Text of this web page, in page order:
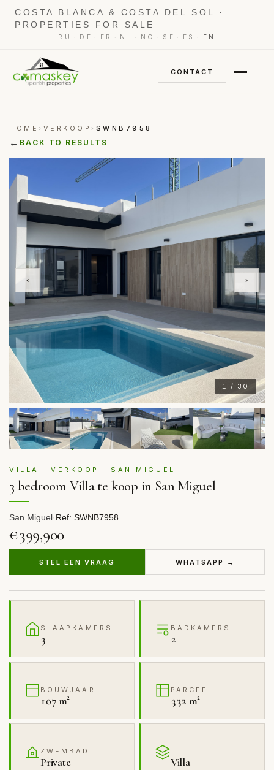
COSTA BLANCA & COSTA DEL SOL ·
PROPERTIES FOR SALE
RU · DE · FR · NL · NO · SE · ES · EN
CONTACT
HOME › VERKOOP › SWNB7958
← BACK TO RESULTS
1 / 30
‹ ›
VILLA · VERKOOP · SAN MIGUEL
3 bedroom Villa te koop in San Miguel
San Miguel·Ref: SWNB7958
€399,900
STEL EEN VRAAG WHATSAPP →
SLAAPKAMERS
3
BADKAMERS
2
BOUWJAAR
107 m²
PARCEEL
332 m²
ZWEMBAD
Private Villa